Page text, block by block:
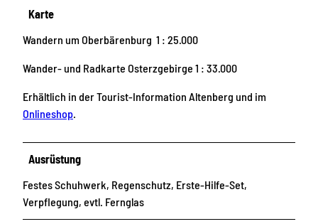
Karte
Wandern um Oberbärenburg 1 : 25.000
Wander- und Radkarte Osterzgebirge 1 : 33.000
Erhältlich in der Tourist-Information Altenberg und im
Onlineshop
Ausrüstung
Festes Schuhwerk, Regenschutz, Erste-Hilfe-Set,
Verpflegung, evtl. Fernglas